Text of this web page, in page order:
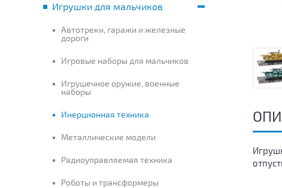
Игрушки для мальчиков
Автотреки, гаражи и железные
дороги
Игровые наборы для мальчиков
Игрушечное оружие, военные
наборы
Инерционная техника
Металлические модели
Радиоуправляемая техника
Роботы и трансформеры